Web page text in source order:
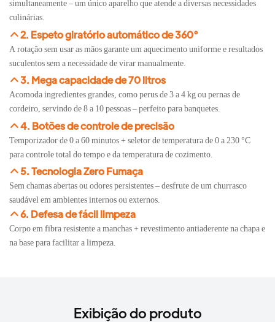
simultaneamente – um único aparelho que atende a diversas necessidades
culinárias.
2. Espeto giratório automático de 360°
A rotação sem usar as mãos garante um aquecimento uniforme e resultados
suculentos sem a necessidade de virar manualmente.
3. Mega capacidade de 70 litros
Acomoda ingredientes grandes, como perus de 3 a 4 kg ou pernas de
cordeiro, servindo de 8 a 10 pessoas – perfeito para banquetes.
4. Botões de controle de precisão
Temporizador de 0 a 60 minutos + seletor de temperatura de 0 a 230 °C
para controle total do tempo e da temperatura de cozimento.
5. Tecnologia Zero Fumaça
Sem chamas abertas ou odores persistentes – desfrute de um churrasco
saudável em ambientes internos ou externos.
6. Defesa de fácil limpeza
Corpo em fibra resistente a manchas + revestimento antiaderente na chapa e
na base para facilitar a limpeza.
Exibição do produto